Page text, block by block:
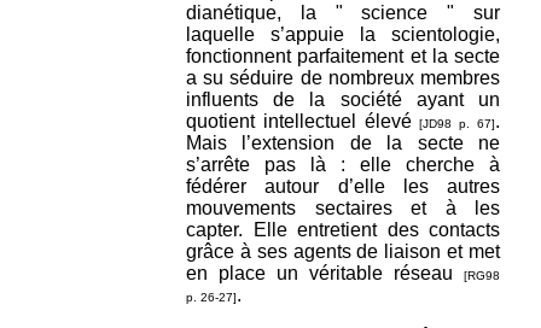
dianétique, la " science " sur
laquelle s’appuie la scientologie,
fonctionnent parfaitement et la secte
a su séduire de nombreux membres
influents de la société ayant un
quotient intellectuel élevé[JD98 p. 67].
Mais l’extension de la secte ne
s’arrête pas là : elle cherche à
fédérer autour d’elle les autres
mouvements sectaires et à les
capter. Elle entretient des contacts
grâce à ses agents de liaison et met
en place un véritable réseau
[RG98
p. 26-27].